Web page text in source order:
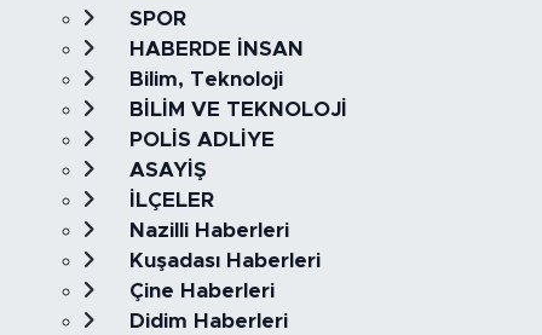
SPOR
HABERDE İNSAN
Bilim, Teknoloji
BİLİM VE TEKNOLOJİ
POLİS ADLİYE
ASAYİŞ
İLÇELER
Nazilli Haberleri
Kuşadası Haberleri
Çine Haberleri
Didim Haberleri